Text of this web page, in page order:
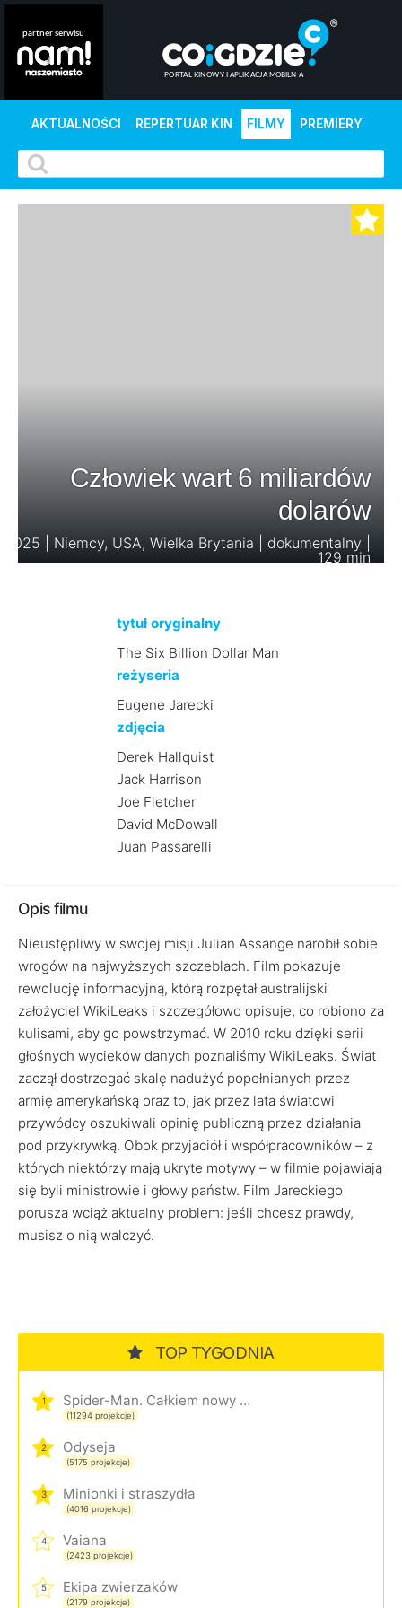
AKTUALNOŚCI REPERTUAR KIN FILMY PREMIERY
Człowiek wart 6 miliardów
dolarów
2025 | Niemcy, USA, Wielka Brytania | dokumentalny |
129 min
tytuł oryginalny
The Six Billion Dollar Man
reżyseria
Eugene Jarecki
zdjęcia
Derek Hallquist
Jack Harrison
Joe Fletcher
David McDowall
Juan Passarelli
Opis filmu
Nieustępliwy w swojej misji Julian Assange narobił sobie
wrogów na najwyższych szczeblach. Film pokazuje
rewolucję informacyjną, którą rozpętał australijski
założyciel WikiLeaks i szczegółowo opisuje, co robiono za
kulisami, aby go powstrzymać. W 2010 roku dzięki serii
głośnych wycieków danych poznaliśmy WikiLeaks. Świat
zaczął dostrzegać skalę nadużyć popełnianych przez
armię amerykańską oraz to, jak przez lata światowi
przywódcy oszukiwali opinię publiczną przez działania
pod przykrywką. Obok przyjaciół i współpracowników – z
których niektórzy mają ukryte motywy – w filmie pojawiają
się byli ministrowie i głowy państw. Film Jareckiego
porusza wciąż aktualny problem: jeśli chcesz prawdy,
musisz o nią walczyć.
TOP TYGODNIA
1 Spider-Man. Całkiem nowy dzień
(11294 projekcje)
2 Odyseja
(5175 projekcje)
3 Minionki i straszydła
(4016 projekcje)
4 Vaiana
(2423 projekcje)
5 Ekipa zwierzaków
(2179 projekcje)